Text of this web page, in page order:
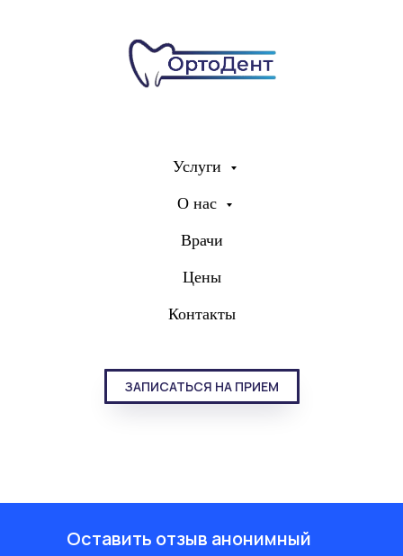
Услуги
О нас
Врачи
Цены
Контакты
ЗАПИСАТЬСЯ НА ПРИЕМ
Оставить отзыв анонимный